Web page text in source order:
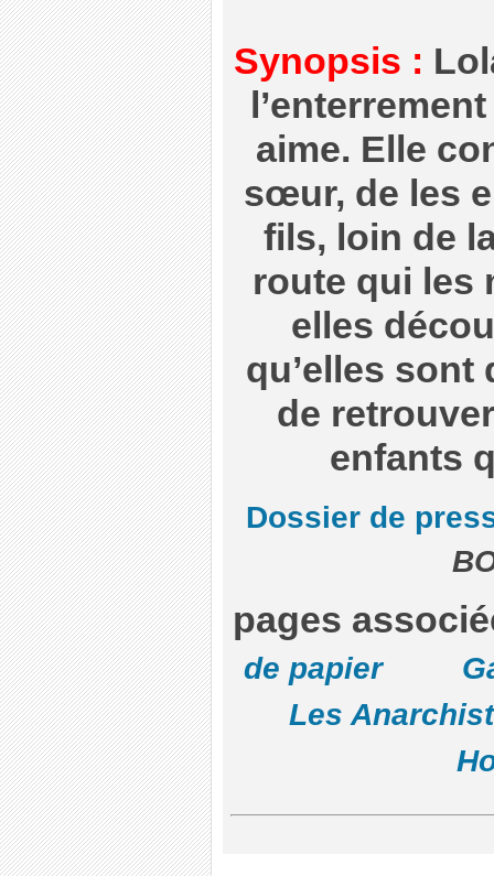
Synopsis :
aime. Elle
sœur, de les
fils, loin de
route qui les
elles
qu’elles sont
de
enfants
Dossier de
pages
de papier
Les